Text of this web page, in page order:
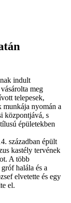
indult
meg
telepesek,
munkája nyomán a
központjává, s
épületekben
században épült
kastély tervének
A több
halála és a
elvetette és egy
el.